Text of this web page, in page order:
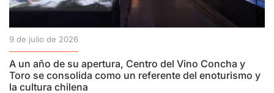
9 de julio de 2026
A un año de su apertura, Centro del Vino Concha y
Toro se consolida como un referente del enoturismo y
la cultura chilena